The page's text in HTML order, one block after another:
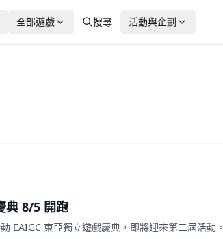
全部遊戲 搜尋 活動與企劃
典 8/5 開跑
EAIGC 東亞獨立遊戲慶典，即將迎來第二屆活動。